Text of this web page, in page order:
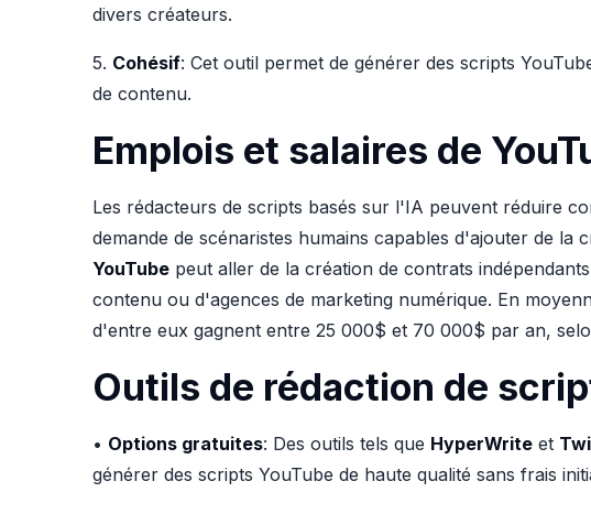
divers créateurs.
5. Cohésif: Cet outil permet de générer des scripts
de contenu.
Emplois et salaires de
Les rédacteurs de scripts basés sur l'IA peuvent réduire
demande de scénaristes humains capables d'ajouter de
YouTube peut aller de la création de contrats
contenu ou d'agences de marketing numérique. En
d'entre eux gagnent entre 25 000$ et 70 000$ par an,
Outils de rédaction de
• Options gratuites: Des outils tels que HyperWrite et
générer des scripts YouTube de haute qualité sans frais